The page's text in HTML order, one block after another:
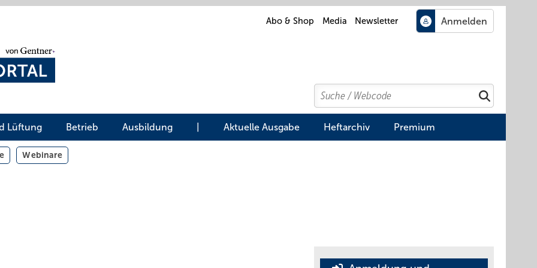
Abo & Shop Media Newsletter
Search
Suchen
Lüftung Betrieb Ausbildung Aktuelle Ausgabe Heftarchiv Premium
Webinare